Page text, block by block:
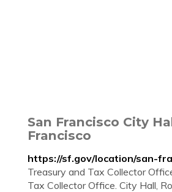
San Francisco City
Francisco
https://sf.gov/location/san-
Treasury and Tax Collector
Tax Collector Office. City Hall,